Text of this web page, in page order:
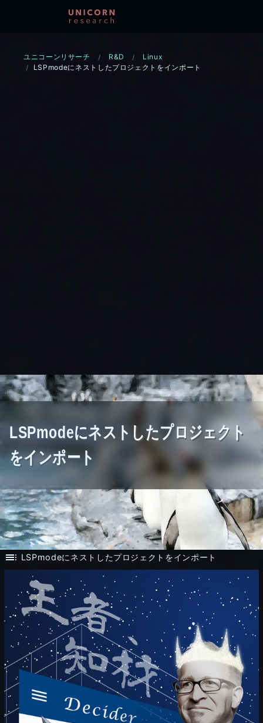
ユニコーンリサーチ R&D
Linux
LSPmodeにネストしたプロジェクトをインポート
LSPmodeにネストしたプロジェクト
をインポート
toc LSPmodeにネストしたプロジェクトをインポート